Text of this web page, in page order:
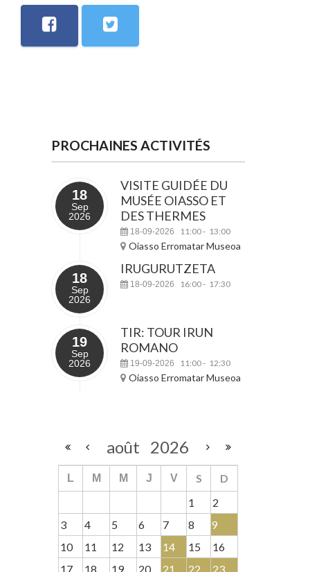
PROCHAINES ACTIVITÉS
18
Sep
2026
VISITE GUIDÉE DU
MUSÉE OIASSO ET
DES THERMES
18-09-2026 11:00- 13:00
Oiasso Erromatar Museoa
18
Sep
2026
IRUGURUTZETA
18-09-2026 16:00- 17:30
19
Sep
2026
TIR: TOUR IRUN
ROMANO
19-09-2026 11:00- 12:30
Oiasso Erromatar Museoa
août 2026
L M M J V S
D
1
2
3
4 5 6 7 8
9
10
11 12 13 14 15
16
17
18 19 20 21 22
23